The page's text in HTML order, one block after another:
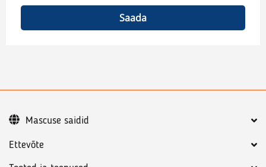
Saada
Ettevõte
Mascuse saidid